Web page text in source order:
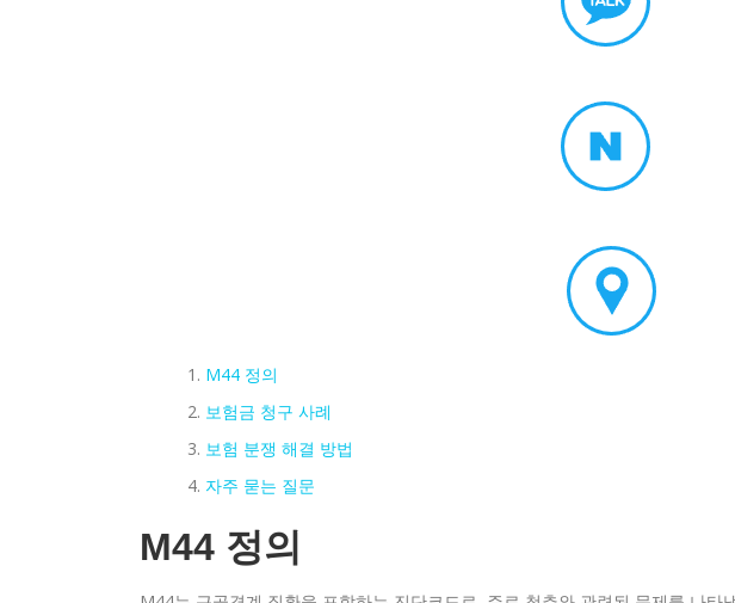
M44 정의
보험금 청구 사례
보험 분쟁 해결 방법
자주 묻는 질문
M44 정의